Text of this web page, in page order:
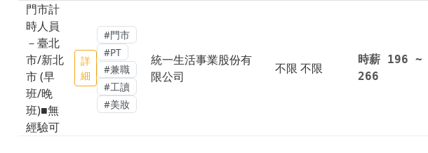
門市計
時人員
－臺北
市/新北
市 (早
班/晚
班)■無
經驗可
詳
細
#門市
#PT
#兼職
#工讀
#美妝
統一生活事業股份有
限公司
不限 不限
時薪 196 ~
266